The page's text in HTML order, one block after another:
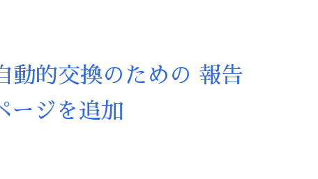
動的交換のための 報告
ージを追加